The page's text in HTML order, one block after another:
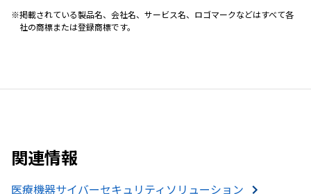
掲載されている製品名、会社名、サービス名、ロゴマークなどはすべて各
社の商標または登録商標です。
関連情報
医療機器サイバーセキュリティソリューション